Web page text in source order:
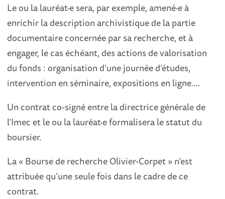
Le ou la lauréat·e sera, par exemple, amené·e à
enrichir la description archivistique de la partie
documentaire concernée par sa recherche, et à
engager, le cas échéant, des actions de valorisation
du fonds : organisation d’une journée d’études,
intervention en séminaire, expositions en ligne….
Un contrat co-signé entre la directrice générale de
l’Imec et le ou la lauréat·e formalisera le statut du
boursier.
La « Bourse de recherche Olivier-Corpet » n’est
attribuée qu’une seule fois dans le cadre de ce
contrat.